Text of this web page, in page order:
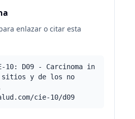
enlazar o citar esta
10: D09 - Carcinoma in
y de los no
cie-10/d09